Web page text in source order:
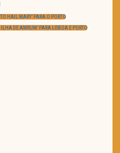
HAIL MARY’ PARA O PORTO
DE AMRUM’ PARA LISBOA E PORTO